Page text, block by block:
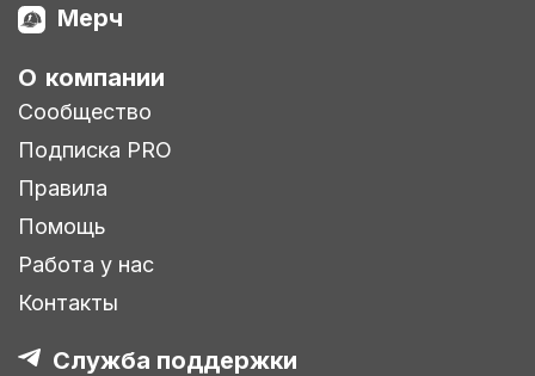
Мерч
О компании
Сообщество
Подписка PRO
Правила
Помощь
Работа у нас
Контакты
Служба поддержки